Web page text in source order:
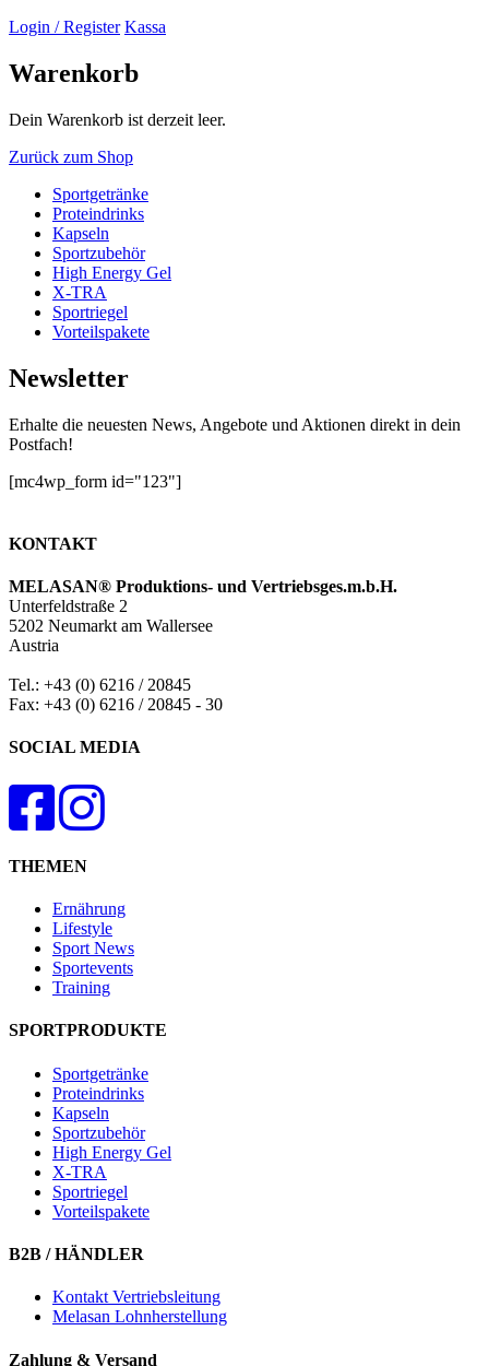
Login / Register Kassa
Warenkorb
Dein Warenkorb ist derzeit leer.
Zurück zum Shop
Sportgetränke
Proteindrinks
Kapseln
Sportzubehör
High Energy Gel
X-TRA
Sportriegel
Vorteilspakete
Newsletter
Erhalte die neuesten News, Angebote und Aktionen direkt in dein
Postfach!
[mc4wp_form id="123"]
KONTAKT
MELASAN® Produktions- und Vertriebsges.m.b.H.
Unterfeldstraße 2
5202 Neumarkt am Wallersee
Austria
Tel.: +43 (0) 6216 / 20845
Fax: +43 (0) 6216 / 20845 - 30
SOCIAL MEDIA
THEMEN
Ernährung
Lifestyle
Sport News
Sportevents
Training
SPORTPRODUKTE
Sportgetränke
Proteindrinks
Kapseln
Sportzubehör
High Energy Gel
X-TRA
Sportriegel
Vorteilspakete
B2B / HÄNDLER
Kontakt Vertriebsleitung
Melasan Lohnherstellung
Zahlung & Versand